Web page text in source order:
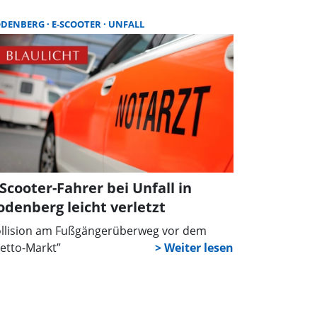
tragischer Unfall, der das Engagement
Initiative bestärkt hat.
E-SCOOTER UNFALL
Fahrer bei Unfall in
leicht verletzt
am Fußgängerüberweg vor dem
Markt”